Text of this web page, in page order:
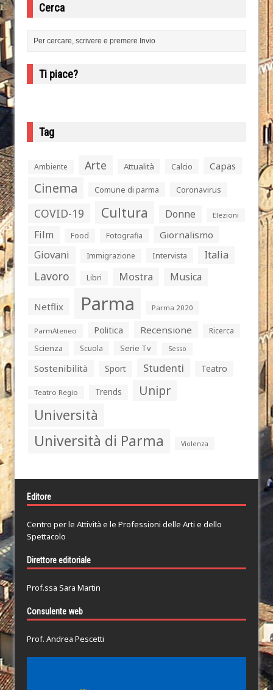
Cerca
Ti piace?
Tag
Ambiente Arte Attualità Calcio Capas
Cinema Comune di parma Coronavirus
COVID-19 Cultura Donne Elezioni
Film Food Fotografia Giornalismo
Giovani Immigrazione Intervista Italia
Lavoro Libri Mostra Musica
Netflix Parma Parma 2020
ParmAteneo Politica Recensione
Ricerca
Scienza
Scuola Serie Tv Sesso
Sostenibilità Sport Studenti Teatro
Teatro Regio Trends Unipr
Università
Università di Parma Violenza
Editore
Centro per le Attività e le Professioni delle Arti e dello
Spettacolo
Direttore editoriale
Prof.ssa Sara Martin
Consulente web
Prof. Andrea Pescetti